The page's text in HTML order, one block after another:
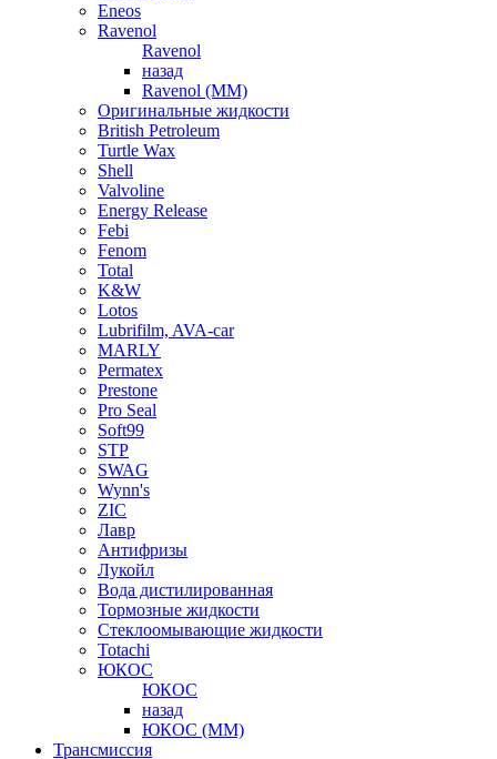
Eneos
Ravenol
Ravenol
назад
Ravenol (ММ)
Оригинальные жидкости
British Petroleum
Turtle Wax
Shell
Valvoline
Energy Release
Febi
Fenom
Total
K&W
Lotos
Lubrifilm, AVA-car
MARLY
Permatex
Prestone
Pro Seal
Soft99
STP
SWAG
Wynn's
ZIC
Лавр
Антифризы
Лукойл
Вода дистилированная
Тормозные жидкости
Стеклоомывающие жидкости
Totachi
ЮКОС
ЮКОС
назад
ЮКОС (ММ)
Трансмиссия